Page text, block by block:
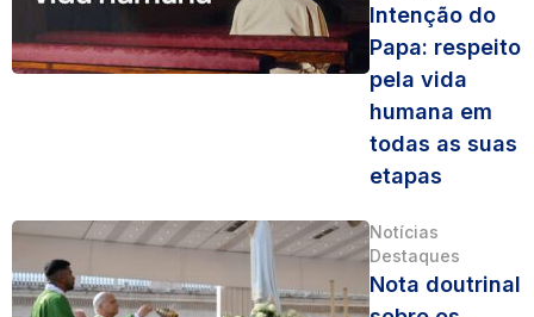
Intenção do
Papa: respeito
pela vida
humana em
todas as suas
etapas
Notícias
Destaques
Nota doutrinal